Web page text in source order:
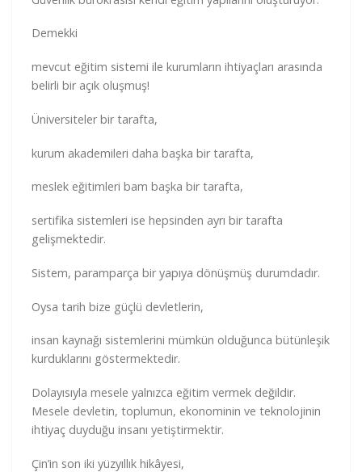
Demekki
mevcut eğitim sistemi ile kurumların ihtiyaçları arasında
belirli bir açık oluşmuş!
Üniversiteler bir tarafta,
kurum akademileri daha başka bir tarafta,
meslek eğitimleri bam başka bir tarafta,
sertifika sistemleri ise hepsinden ayrı bir tarafta
gelişmektedir.
Sistem, paramparça bir yapıya dönüşmüş durumdadır.
Oysa tarih bize güçlü devletlerin,
insan kaynağı sistemlerini mümkün olduğunca bütünleşik
kurduklarını göstermektedir.
Dolayısıyla mesele yalnızca eğitim vermek değildir.
Mesele devletin, toplumun, ekonominin ve teknolojinin
ihtiyaç duyduğu insanı yetiştirmektir.
Çin’in son iki yüzyıllık hikâyesi,